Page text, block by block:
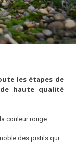
les étapes de
haute qualité
couleur rouge
des pistils qui